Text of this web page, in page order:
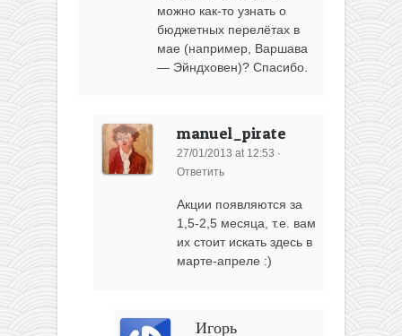
можно как-то узнать о
бюджетных перелётах в
мае (например, Варшава
— Эйндховен)? Спасибо.
manuel_pirate
27/01/2013 at 12:53 ·
Ответить
Акции появляются за
1,5-2,5 месяца, т.е. вам
их стоит искать здесь в
марте-апреле :)
Игорь